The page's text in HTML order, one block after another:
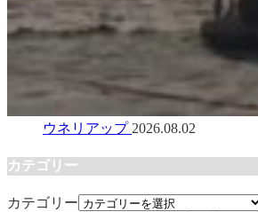
ウネリアップ 2026.08.02
カテゴリー
カテゴリー